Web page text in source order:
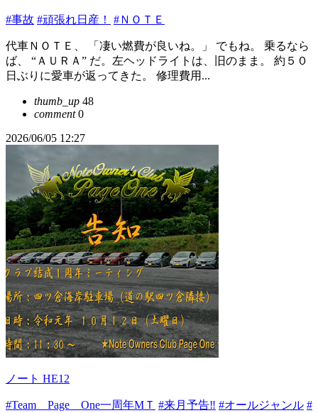
#事故 #頑張れ日産！ #ＮＯＴＥ
代車ＮＯＴＥ、 「凄い燃費が良いね。」 でもね。 乗るなら
ば、 “ＡＵＲＡ” だ。左ヘッドライトは、旧のまま。 約５０
日ぶりに愛車が返ってきた。 修理費用...
thumb_up 48
comment0
2026/06/05 12:27
ノート HE12
#Team Page One一周年MＴ #来月予告‼️ #オールジャンル #